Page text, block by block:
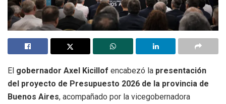
El gobernador Axel Kicillof encabezó la presentación
del proyecto de Presupuesto 2026 de la provincia de
Buenos Aires, acompañado por la vicegobernadora